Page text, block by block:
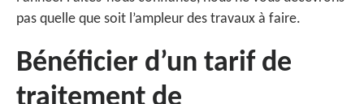
pas quelle que soit l’ampleur des travaux à faire.
Bénéficier d’un tarif de